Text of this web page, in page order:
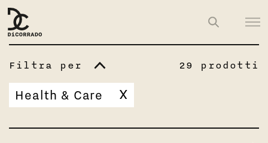
Filtra per
29 prodotti
Health & Care
X